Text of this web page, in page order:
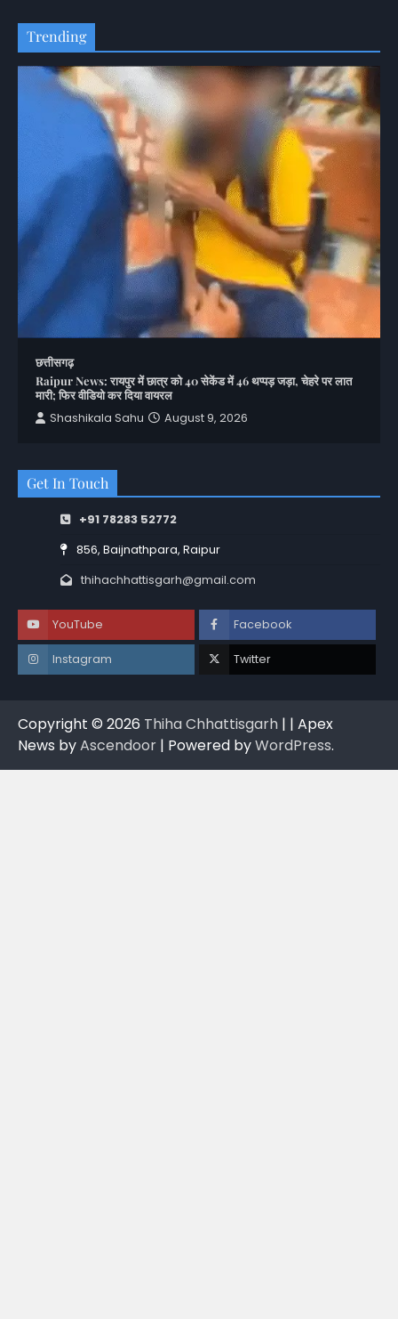
Trending
छत्तीसगढ़
Raipur News: रायपुर में छात्र को 40 सेकेंड में 46 थप्पड़ जड़ा, चेहरे पर लात
मारी; फिर वीडियो कर दिया वायरल
Shashikala Sahu
August 9, 2026
Get In Touch
+91 78283 52772
856, Baijnathpara, Raipur
thihachhattisgarh@gmail.com
YouTube Facebook
Instagram Twitter
Copyright © 2026 Thiha Chhattisgarh | | Apex
News byAscendoor | Powered byWordPress.